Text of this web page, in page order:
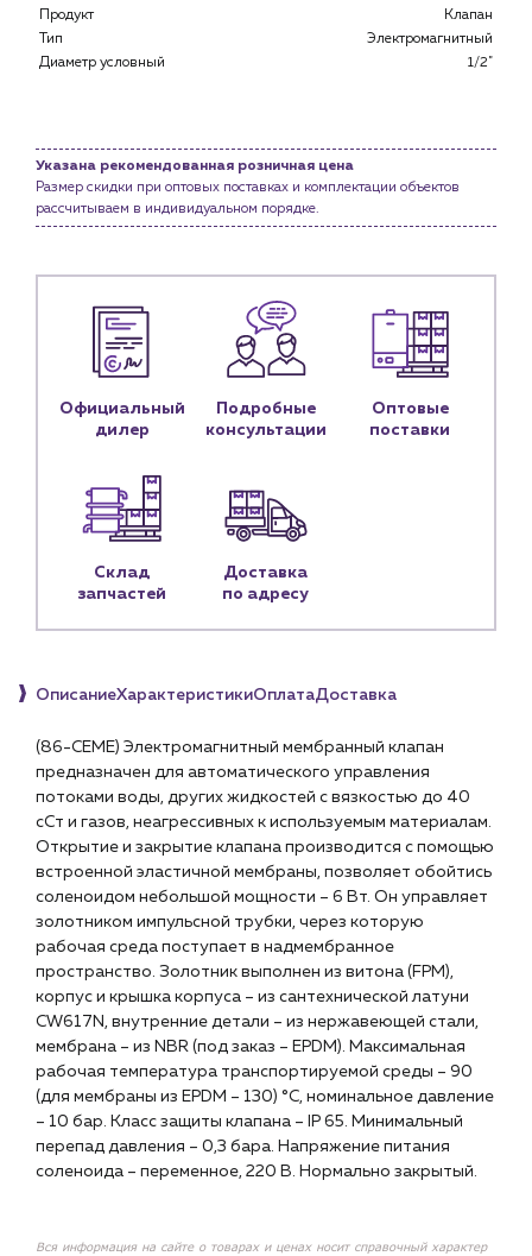
Услуги
Доставка
Портфолио
Личный кабинет
Контактные данные
Чат-бот
+7 (918) 070-19-79
г. Краснодар, ул. Российская, 63
Продукт
Клапан
Тип
Электромагнитный
Диаметр условный
1/2"
Указана рекомендованная розничная цена
Размер скидки при оптовых поставках и комплектации объектов
рассчитываем в индивидуальном порядке.
Официальный
дилер
Подробные
консультации
Оптовые
поставки
Склад
запчастей
Доставка
по адресу
ОписаниеХарактеристикиОплатаДоставка
(86-CEME) Электромагнитный мембранный клапан
предназначен для автоматического управления
потоками воды, других жидкостей с вязкостью до 40
сСт и газов, неагрессивных к используемым материалам.
Открытие и закрытие клапана производится с помощью
встроенной эластичной мембраны, позволяет обойтись
соленоидом небольшой мощности – 6 Вт. Он управляет
золотником импульсной трубки, через которую
рабочая среда поступает в надмембранное
пространство. Золотник выполнен из витона (FPM),
корпус и крышка корпуса – из сантехнической латуни
CW617N, внутренние детали – из нержавеющей стали,
мембрана – из NBR (под заказ – EPDM). Максимальная
рабочая температура транспортируемой среды – 90
(для мембраны из EPDM – 130) °C, номинальное давление
– 10 бар. Класс защиты клапана – IP 65. Минимальный
перепад давления – 0,3 бара. Напряжение питания
соленоида – переменное, 220 В. Нормально закрытый.
Вся информация на сайте о товарах и ценах носит справочный характер